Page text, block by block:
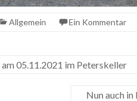
Allgemein Ein Kommentar
05.11.2021 im Peterskeller
Nun auch in